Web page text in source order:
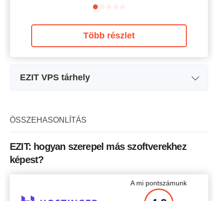
Több részlet
EZIT VPS tárhely
Tárhely
RAM 1 GB
$4.92
ÖSSZEHASONLÍTÁS
EZIT: hogyan szerepel más szoftverekhez
képest?
A mi pontszámunk